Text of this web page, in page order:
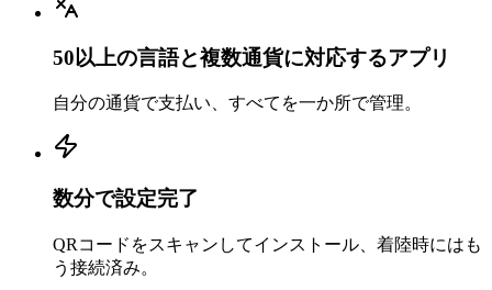
50以上の言語と複数通貨に対応するアプリ
自分の通貨で支払い、すべてを一か所で管理。
数分で設定完了
QRコードをスキャンしてインストール、着陸時にはも
う接続済み。